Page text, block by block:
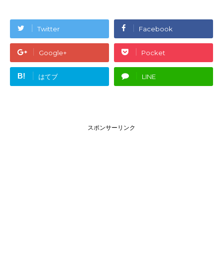
Twitter Facebook
Google+ Pocket
B! はてブ LINE
スポンサーリンク